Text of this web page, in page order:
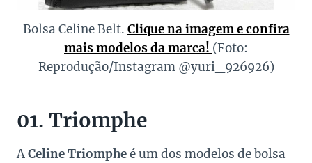
Bolsa Celine Belt. Clique na imagem e confira
mais modelos da marca! (Foto:
Reprodução/Instagram @yuri_926926)
01. Triomphe
ACeline Triompheé um dos modelos de bolsa